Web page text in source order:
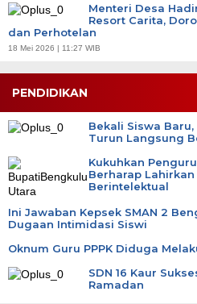
Menteri Desa
Resort Carita,
dan Perhotelan
18 Mei 2026 | 11:27 WIB
PENDIDIKAN
Bekali Siswa
Turun Langsung
Kukuhkan
Berharap
Berintelektual
Ini Jawaban Kepsek SMAN 2
Dugaan Intimidasi Siswi
Oknum Guru PPPK Diduga
SDN 16 Kaur
Ramadan